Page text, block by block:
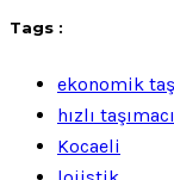
Tags :
ekonomik
hızlı
Kocaeli